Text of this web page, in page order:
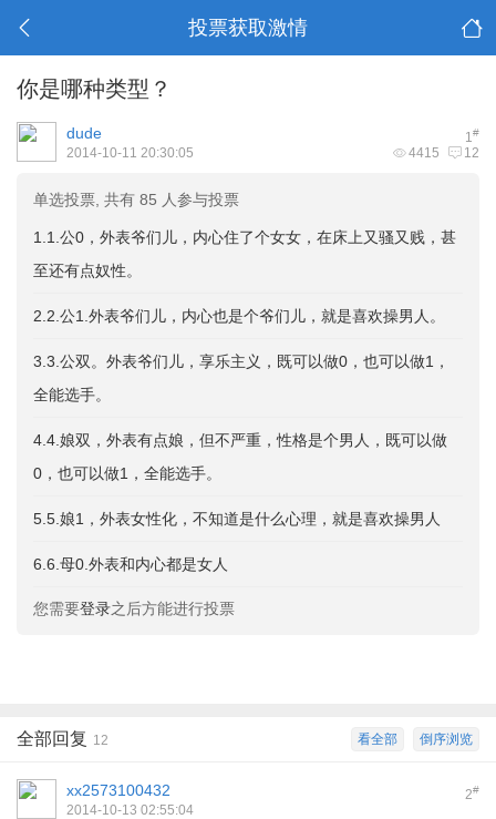
投票获取激情
你是哪种类型？
1#
dude
4415 12
2014-10-11 20:30:05
单选投票, 共有 85 人参与投票
1.1.公0，外表爷们儿，内心住了个女女，在床上又骚又贱，甚
至还有点奴性。
2.2.公1.外表爷们儿，内心也是个爷们儿，就是喜欢操男人。
3.3.公双。外表爷们儿，享乐主义，既可以做0，也可以做1，
全能选手。
4.4.娘双，外表有点娘，但不严重，性格是个男人，既可以做
0，也可以做1，全能选手。
5.5.娘1，外表女性化，不知道是什么心理，就是喜欢操男人
6.6.母0.外表和内心都是女人
您需要登录之后方能进行投票
倒序浏览
看全部
全部回复 12
2#
xx2573100432
2014-10-13 02:55:04